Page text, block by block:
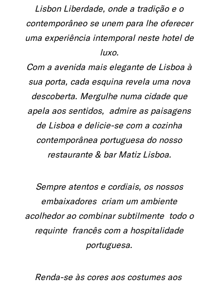
Lisbon Liberdade, onde a tradição e o
contemporâneo se unem para lhe oferecer
uma experiência intemporal neste hotel de
luxo.
Com a avenida mais elegante de Lisboa à
sua porta, cada esquina revela uma nova
descoberta. Mergulhe numa cidade que
apela aos sentidos, admire as paisagens
de Lisboa e delicie-se com a cozinha
contemporânea portuguesa do nosso
restaurante & bar Matiz Lisboa.
Sempre atentos e cordiais, os nossos
embaixadores criam um ambiente
acolhedor ao combinar subtilmente todo o
requinte francês com a hospitalidade
portuguesa.
Renda-se às cores aos costumes aos